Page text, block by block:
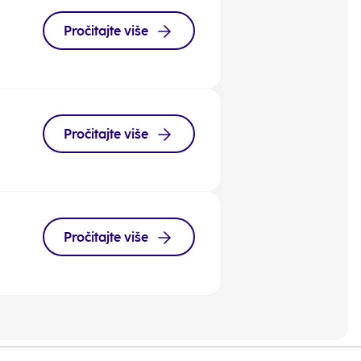
Pročitajte više
Pročitajte više
Pročitajte više